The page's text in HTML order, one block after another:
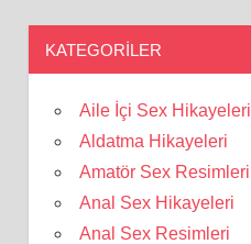
KATEGORILER
Aile İçi Sex Hikayeleri
Aldatma Hikayeleri
Amatör Sex Resimleri
Anal Sex Hikayeleri
Anal Sex Resimleri